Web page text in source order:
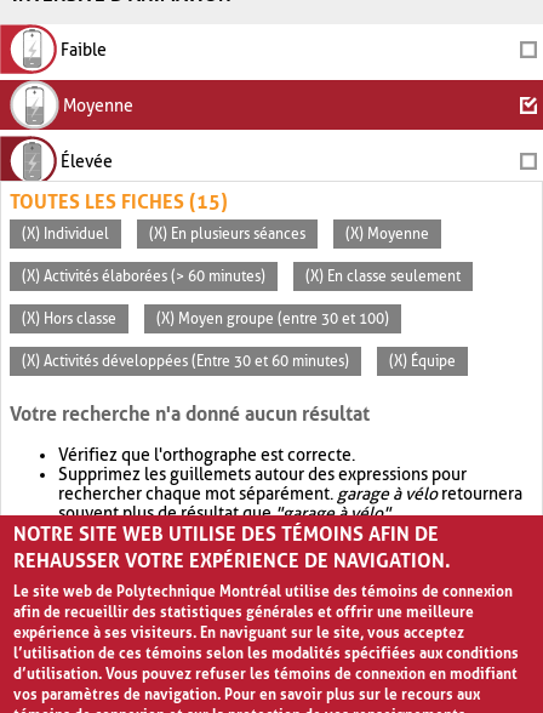
Faible
Moyenne
Élevée
TOUTES LES FICHES (15)
(X) Individuel (X) En plusieurs séances (X) Moyenne
(X) Activités élaborées (> 60 minutes) (X) En classe seulement
(X) Hors classe (X) Moyen groupe (entre 30 et 100)
(X) Activités développées (Entre 30 et 60 minutes) (X) Équipe
Votre recherche n'a donné aucun résultat
Vérifiez que l'orthographe est correcte.
Supprimez les guillemets autour des expressions pour
rechercher chaque mot séparément. garage à véloretournera
souvent plus de résultat que"garage à vélo".
Envisagez d'élargir votre recherche avec OR.garage OR vélo
retournera souvent plus de résultat quegarage à vélo
NOTRE SITE WEB UTILISE DES TÉMOINS AFIN DE
REHAUSSER VOTRE EXPÉRIENCE DE NAVIGATION.
Le site web de Polytechnique Montréal utilise des témoins de connexion
afin de recueillir des statistiques générales et offrir une meilleure
expérience à ses visiteurs. En naviguant sur le site, vous acceptez
l’utilisation de ces témoins selon les modalités spécifiées aux conditions
d’utilisation. Vous pouvez refuser les témoins de connexion en modifiant
vos paramètres de navigation. Pour en savoir plus sur le recours aux